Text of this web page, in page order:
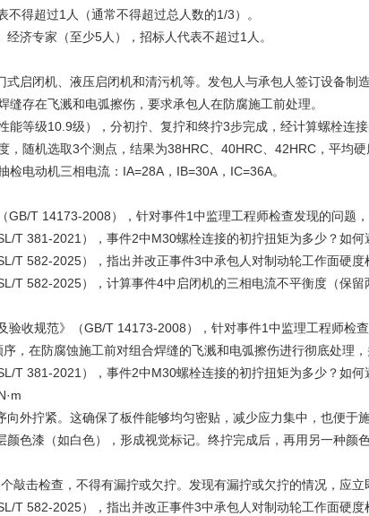
得超过1人（通常不得超过总人数的1/3）。
济专家（至少5人），招标人代表不超过1人。
启闭机、液压启闭机和清污机等。发包人与承包人签订设备制
存在飞溅和电弧擦伤，要求承包人在防腐施工前处理。
等级10.9级），分初拧、复拧和终拧3步完成，经计算螺栓连接
随机选取3个测点，结果为38HRC、40HRC、42HRC，平均硬
电动机三相电流：IA=28A，IB=30A，IC=36A。
T 14173-2008），针对事件1中监理工程师检查发现的问题
T 381-2021），事件2中M30螺栓连接的初拧扭矩为多少？如何
T 582-2025），指出并改正事件3中承包人对制动轮工作面硬度
T 582-2025），计算事件4中启闭机的三相电流不平衡度（保
验收规范》（GB/T 14173-2008），针对事件1中监理工程师检
在防腐蚀施工前对组合焊缝的飞溅和电弧擦伤进行彻底处理，
T 381-2021），事件2中M30螺栓连接的初拧扭矩为多少？如何
外拧紧。这确保了板件能够均匀密贴，减少应力集中，也便于
色漆（如白色），形成视觉标记。终拧完成后，再用另一种
敲击检查，不得有漏拧或欠拧。发现有漏拧或欠拧的情况，应
T 582-2025），指出并改正事件3中承包人对制动轮工作面硬度